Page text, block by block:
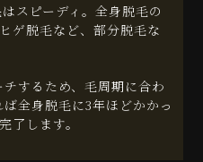
スピーディ。全身脱毛の
ゲ脱毛など、部分脱毛な
するため、毛周期に合わ
全身脱毛に3年ほどかかっ
了します。